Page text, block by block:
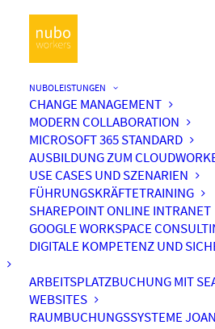
NUBOLEISTUNGEN
CHANGE MANAGEMENT
MODERN COLLABORATION
MICROSOFT 365 STANDARD
AUSBILDUNG ZUM
USE CASES UND SZENARIEN
FÜHRUNGSKRÄFTETRAINING
SHAREPOINT ONLINE INTRANET
GOOGLE WORKSPACE
DIGITALE KOMPETENZ UND
ARBEITSPLATZBUCHUNG MIT
WEBSITES
RAUMBUCHUNGSSYSTEME